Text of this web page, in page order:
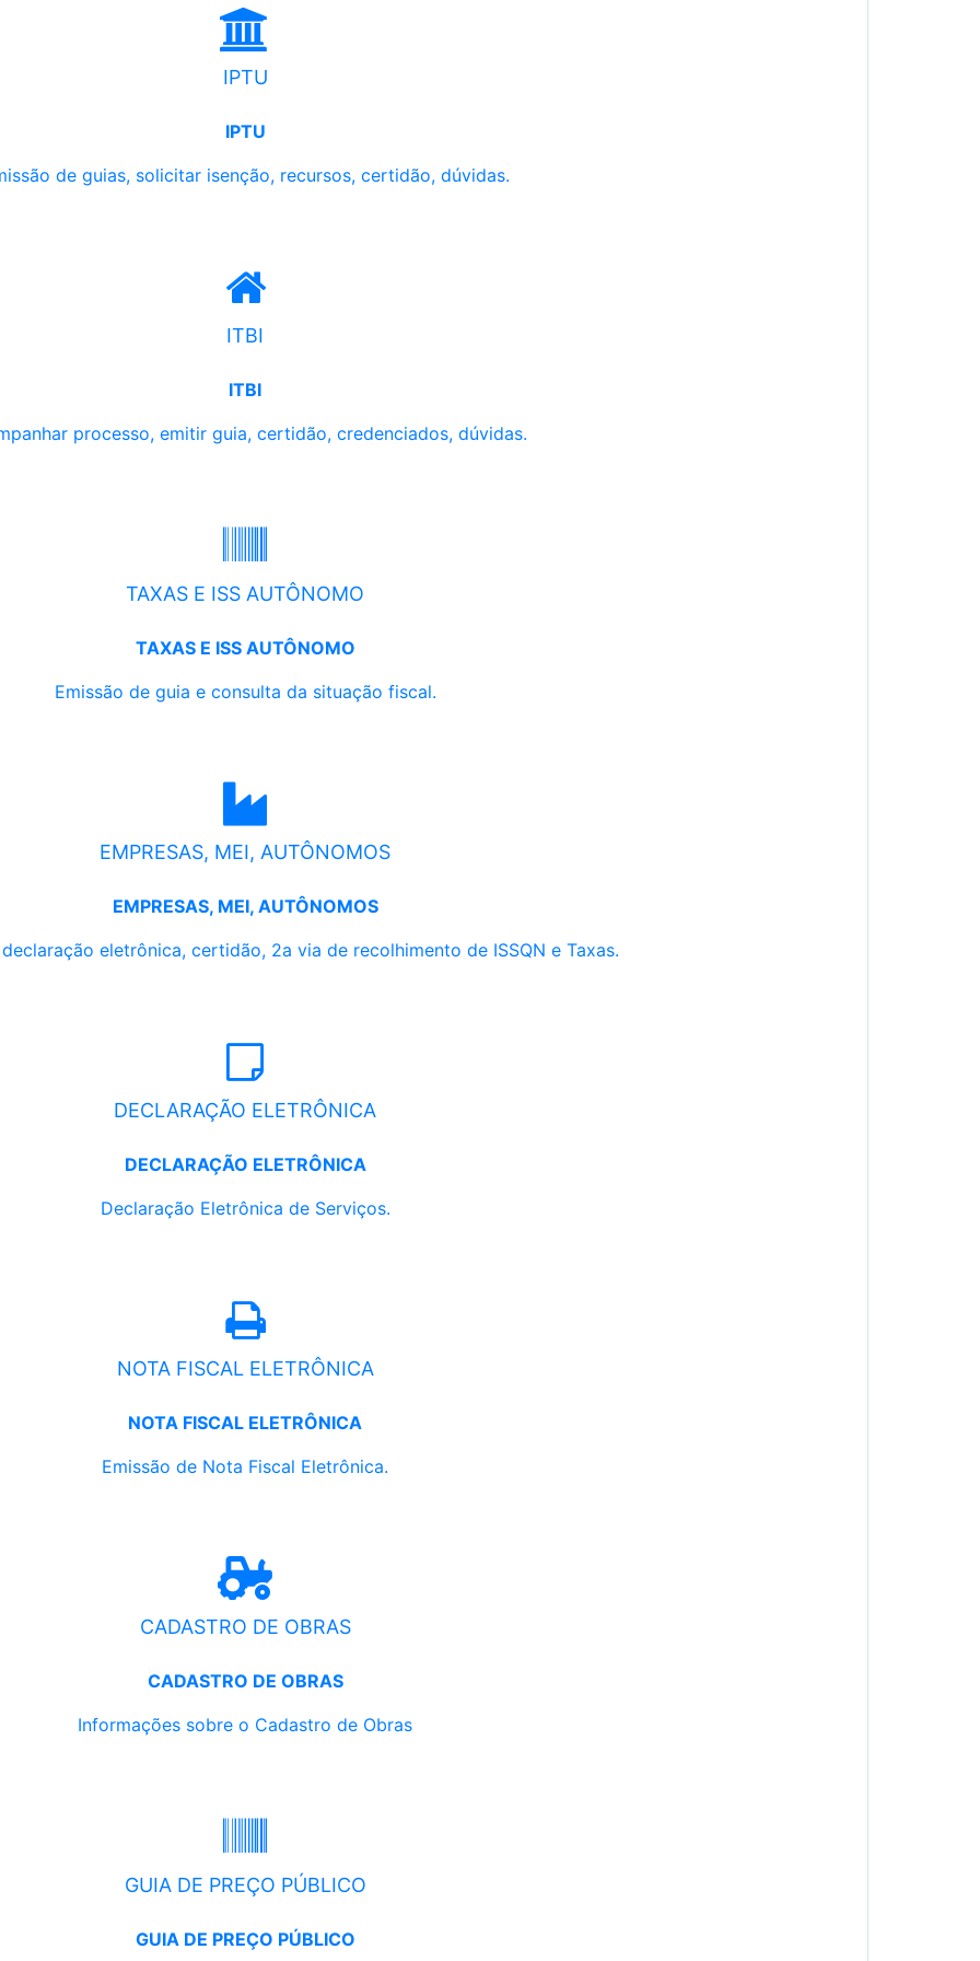
IPTU
IPTU
de guias, solicitar isenção, recursos, certidão, dúvidas.
ITBI
ITBI
processo, emitir guia, certidão, credenciados, dúvidas.
TAXAS E ISS AUTÔNOMO
TAXAS E ISS AUTÔNOMO
Emissão de guia e consulta da situação fiscal.
EMPRESAS, MEI, AUTÔNOMOS
EMPRESAS, MEI, AUTÔNOMOS
eletrônica, certidão, 2a via de recolhimento de ISSQN e Taxas.
DECLARAÇÃO ELETRÔNICA
DECLARAÇÃO ELETRÔNICA
Declaração Eletrônica de Serviços.
NOTA FISCAL ELETRÔNICA
NOTA FISCAL ELETRÔNICA
Emissão de Nota Fiscal Eletrônica.
CADASTRO DE OBRAS
CADASTRO DE OBRAS
Informações sobre o Cadastro de Obras
GUIA DE PREÇO PÚBLICO
GUIA DE PREÇO PÚBLICO